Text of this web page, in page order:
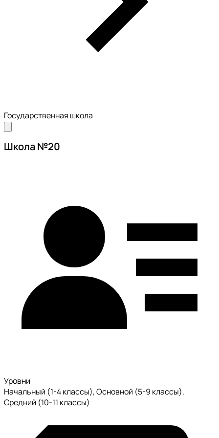
Государственная школа
Школа №20
Уровни
Начальный (1-4 классы), Основной (5-9 классы),
Средний (10-11 классы)